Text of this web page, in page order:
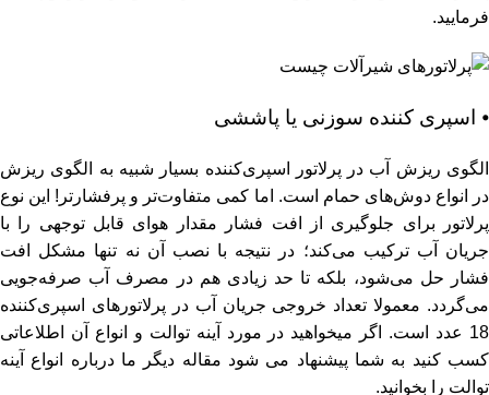
فرمایید.
⦁ اسپری‌ کننده سوزنی یا پاششی
الگوی ریزش آب در پرلاتور اسپری‌کننده بسیار شبیه به الگوی ریزش
در انواع دوش‌های حمام است. اما کمی متفاوت‌تر و پرفشارتر! این نوع
پرلاتور برای جلوگیری از افت فشار مقدار هوای قابل توجهی را با
جریان آب ترکیب می‌کند؛ در نتیجه با نصب آن نه تنها مشکل افت
فشار حل می‌شود، بلکه تا حد زیادی هم در مصرف آب صرفه‌جویی
می‌گردد. معمولا تعداد خروجی جریان آب در پرلاتورهای اسپری‌کننده
18 عدد است. اگر میخواهید در مورد آینه توالت و انواع آن اطلاعاتی
کسب کنید به شما پیشنهاد می شود مقاله دیگر ما درباره
انواع آینه
توالت را بخوانید.